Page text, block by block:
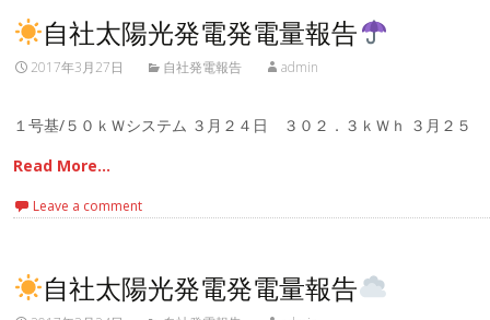
自社太陽光発電発電量報告
2017年3月27日 自社発電報告 admin
１号基/５０ｋＷシステム ３月２４日 ３０２．３ｋＷｈ ３月２５
Read More…
Leave a comment
自社太陽光発電発電量報告